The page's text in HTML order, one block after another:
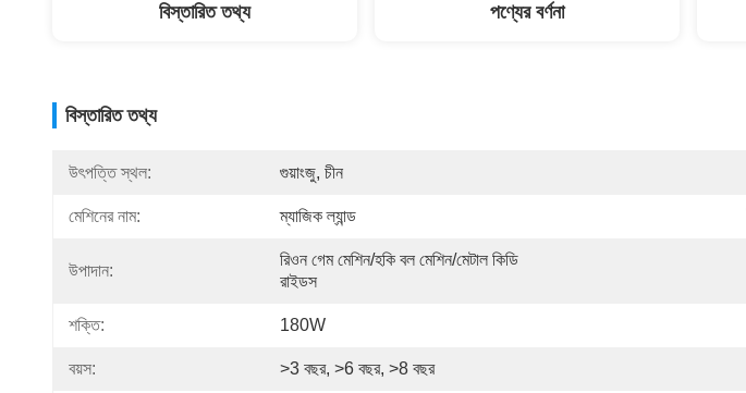
বিস্তারিত তথ্য পণ্যের বর্ণনা
বিস্তারিত তথ্য
উৎপত্তি স্থল: গুয়াংজু, চীন
মেশিনের নাম: ম্যাজিক ল্যান্ড
উপাদান:
রিওন গেম মেশিন/হকি বল মেশিন/মেটাল কিডি
রাইডস
শক্তি: 180W
বয়স: >3 বছর, >6 বছর, >8 বছর